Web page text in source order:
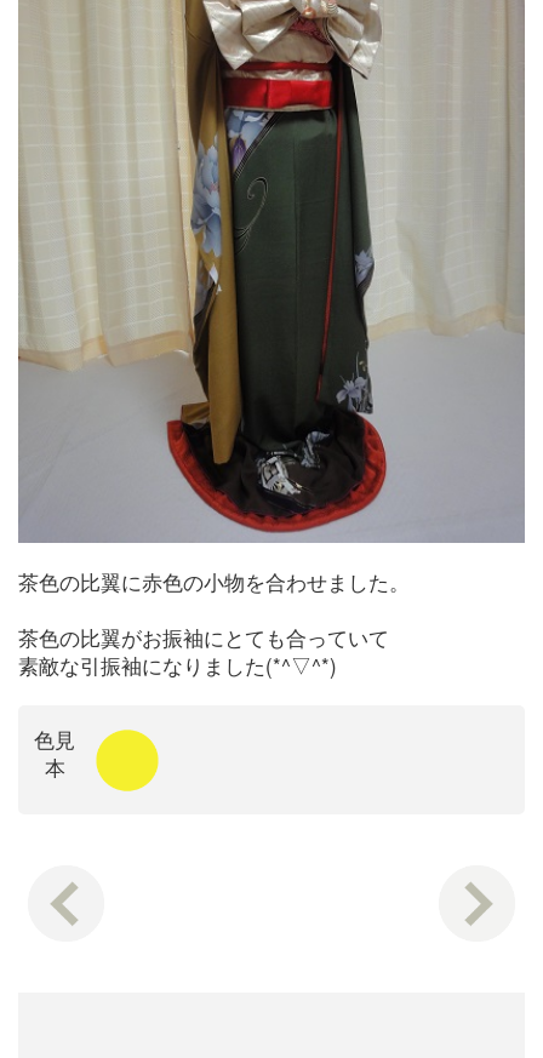
茶色の比翼に赤色の小物を合わせました。
茶色の比翼がお振袖にとても合っていて
素敵な引振袖になりました(*^▽^*)
色見
本